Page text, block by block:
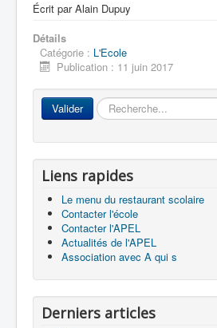
Écrit parAlain Dupuy
Détails
Catégorie : L'Ecole
Publication : 11 juin 2017
Valider Rechercher
Liens rapides
Le menu du restaurant scolaire
Contacter l'école
Contacter l'APEL
Actualités de l'APEL
Association avec A qui s
Derniers articles